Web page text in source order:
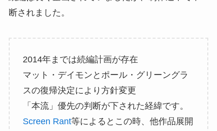
断されました。
2014年までは続編計画が存在
マット・デイモンとポール・グリーングラ
スの復帰決定により方針変更
「本流」優先の判断が下された経緯です。
Screen Rant等によるとこの時、他作品展開